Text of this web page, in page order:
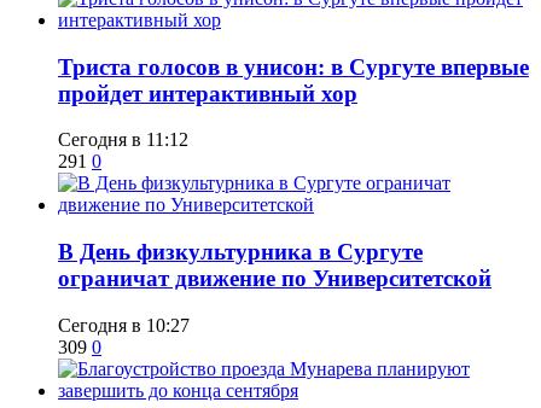
​Триста голосов в унисон: в Сургуте впервые
пройдет интерактивный хор
Сегодня в 11:12
291 0
​В День физкультурника в Сургуте
ограничат движение по Университетской
Сегодня в 10:27
309 0